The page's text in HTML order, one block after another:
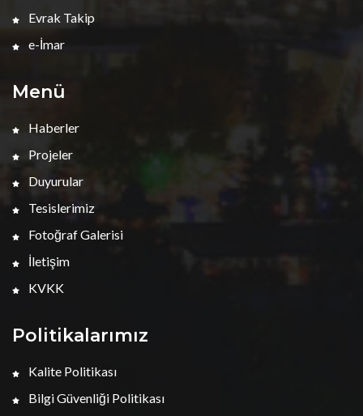
Evrak Takip
e-İmar
Menü
Haberler
Projeler
Duyurular
Tesislerimiz
Fotoğraf Galerisi
İletişim
KVKK
Politikalarımız
Kalite Politikası
Bilgi Güvenliği Politikası